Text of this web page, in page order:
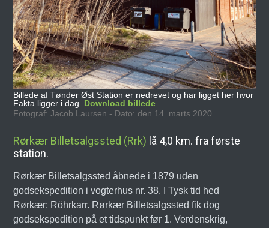
Billede af Tønder Øst Station er nedrevet og har ligget her hvor
Fakta ligger i dag. Download billede
Fotograf: Jacob Laursen - Dato: den 14. marts 2020
Rørkær Billetsalgssted (Rrk) lå 4,0 km. fra første
station.
Rørkær Billetsalgssted åbnede i 1879 uden
godsekspedition i vogterhus nr. 38. I Tysk tid hed
Rørkær: Röhrkarr. Rørkær Billetsalgssted fik dog
godsekspedition på et tidspunkt før 1. Verdenskrig,